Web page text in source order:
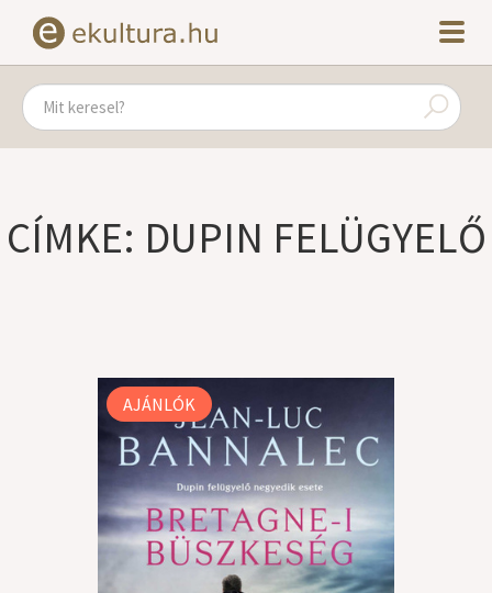
CÍMKE: DUPIN FELÜGYELŐ
AJÁNLÓK